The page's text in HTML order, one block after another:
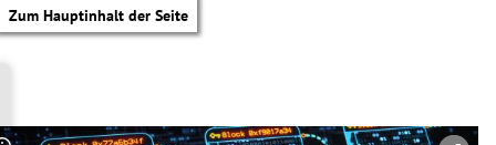
Zum Hauptinhalt der Seite